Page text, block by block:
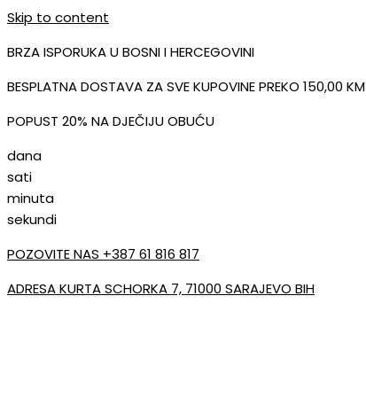
Skip to content
BRZA ISPORUKA U BOSNI I HERCEGOVINI
BESPLATNA DOSTAVA ZA SVE KUPOVINE PREKO 150,00 KM
POPUST 20% NA DJEČIJU OBUĆU
dana
sati
minuta
sekundi
POZOVITE NAS +387 61 816 817
ADRESA KURTA SCHORKA 7, 71000 SARAJEVO BIH